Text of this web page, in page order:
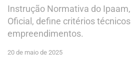
Instrução Normativa do
Oficial, define critérios
empreendimentos.
20 de maio de 2025